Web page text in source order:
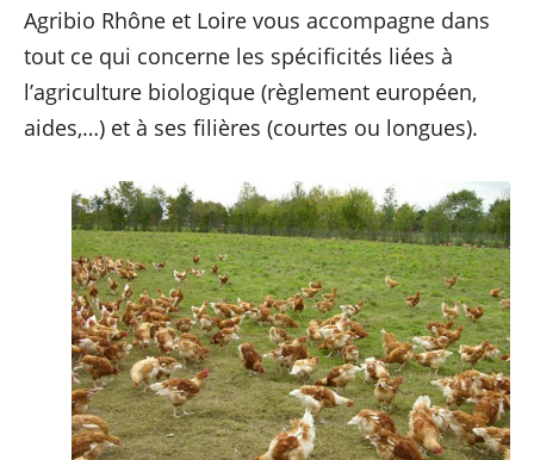
Agribio Rhône et Loire vous accompagne dans
tout ce qui concerne les spécificités liées à
l’agriculture biologique (règlement européen,
aides,…) et à ses filières (courtes ou longues).